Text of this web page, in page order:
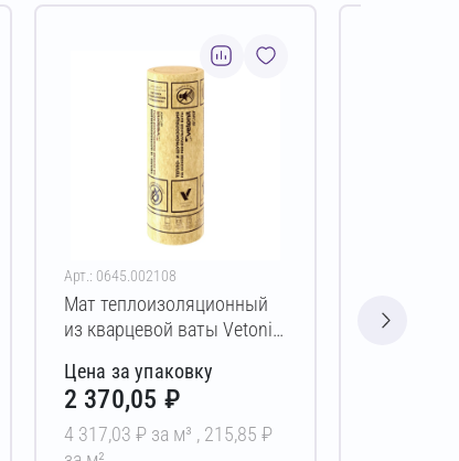
Арт.: 0645.002108
Мат теплоизоляционный
из кварцевой ваты Vetonit
мм
Цена за упаковку
2 370,05 ₽
4 317,03 ₽ за м³ , 215,85 ₽
из